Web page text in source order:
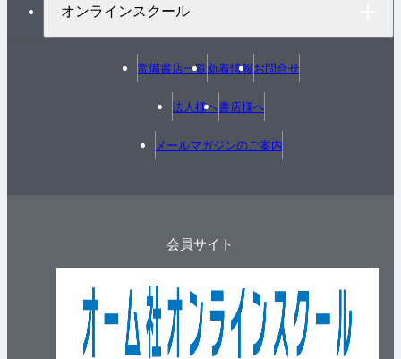
オンラインスクール
常備書店一覧新着情報お問合せ
法人様へ書店様へ
メールマガジンのご案内
会員サイト